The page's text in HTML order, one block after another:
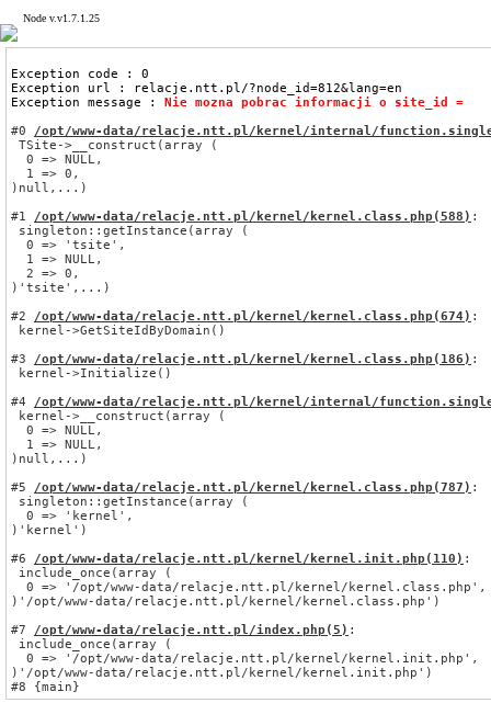
       Node v.v1.7.1.25
Exception code : 0
Exception url : relacje.ntt.pl/?node_id=812&lang=en
Exception message : Nie mozna pobrac informacji o site_id =
#0 /opt/www-data/relacje.ntt.pl/kernel/internal/
TSite->__construct(array (
  0 => NULL,
  1 => 0,
)null,...)
#1 /opt/www-data/relacje.ntt.pl/kernel/kernel.class.php (588) :
singleton::getInstance(array (
  0 => 'tsite',
  1 => NULL,
  2 => 0,
)'tsite',...)
#2 /opt/www-data/relacje.ntt.pl/kernel/kernel.class.php (674) :
kernel->GetSiteIdByDomain()
#3 /opt/www-data/relacje.ntt.pl/kernel/kernel.class.php (186) :
kernel->Initialize()
#4 /opt/www-data/relacje.ntt.pl/kernel/internal/
kernel->__construct(array (
  0 => NULL,
  1 => NULL,
)null,...)
#5 /opt/www-data/relacje.ntt.pl/kernel/kernel.class.php (787) :
singleton::getInstance(array (
  0 => 'kernel',
)'kernel')
#6 /opt/www-data/relacje.ntt.pl/kernel/kernel.init.php (110) :
include_once(array (
  0 => '/opt/www-data/relacje.ntt.pl/kernel/kernel.class.php',
)'/opt/www-data/relacje.ntt.pl/kernel/kernel.class.php')
#7 /opt/www-data/relacje.ntt.pl/index.php (5) :
include_once(array (
  0 => '/opt/www-data/relacje.ntt.pl/kernel/kernel.init.php',
)'/opt/www-data/relacje.ntt.pl/kernel/kernel.init.php')
#8 {main}